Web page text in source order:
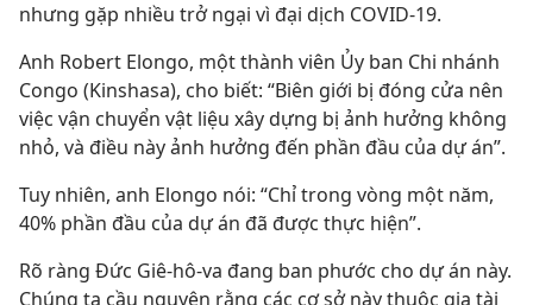
nhưng gặp nhiều trở ngại vì đại dịch COVID-19.
Anh Robert Elongo, một thành viên Ủy ban Chi nhánh
Congo (Kinshasa), cho biết: “Biên giới bị đóng cửa nên
việc vận chuyển vật liệu xây dựng bị ảnh hưởng không
nhỏ, và điều này ảnh hưởng đến phần đầu của dự án”.
Tuy nhiên, anh Elongo nói: “Chỉ trong vòng một năm,
40% phần đầu của dự án đã được thực hiện”.
Rõ ràng Đức Giê-hô-va đang ban phước cho dự án này.
Chúng ta cầu nguyện rằng các cơ sở này thuộc gia tài